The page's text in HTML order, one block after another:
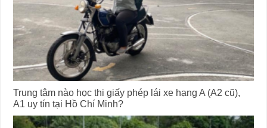
Trung tâm nào học thi giấy phép lái xe hạng A (A2 cũ),
A1 uy tín tại Hồ Chí Minh?